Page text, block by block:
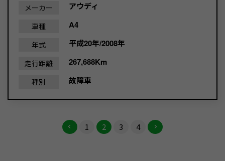
メーカー アウディ
車種 A4
年式 平成20年/2008年
走行距離 267,688Km
種別 故障車
1 2 3 4